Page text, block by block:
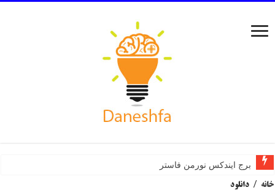
برج ایندکس نورمن فاستر
خانه / دانلود